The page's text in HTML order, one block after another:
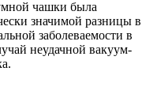
чашки была
значимой разницы в
заболеваемости в
неудачной вакуум-